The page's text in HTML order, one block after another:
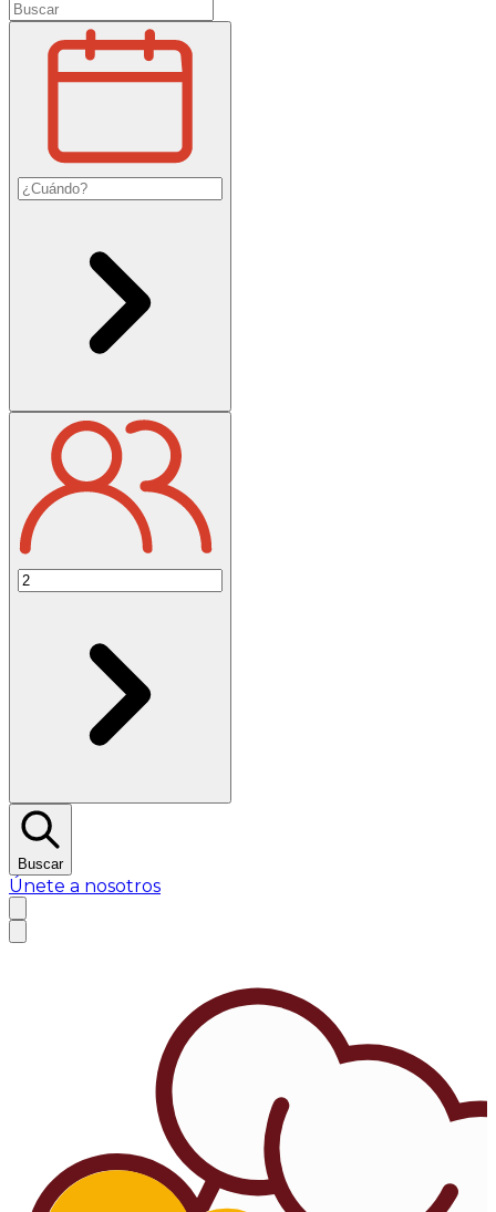
Buscar
Únete a nosotros